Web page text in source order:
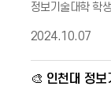
정보기술대학 학
2024.10.07